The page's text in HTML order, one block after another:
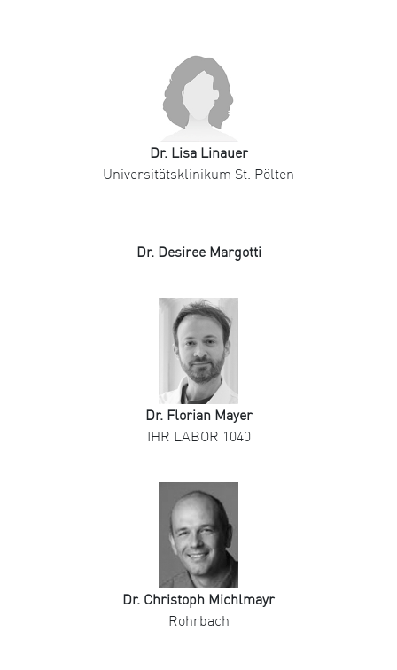
Dr. Lisa Linauer
Universitätsklinikum St. Pölten
Dr. Desiree Margotti
Dr. Florian Mayer
IHR LABOR 1040
Dr. Christoph Michlmayr
Rohrbach